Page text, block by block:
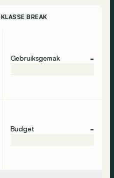
BREAK
Gebruiksgemak -
Budget -